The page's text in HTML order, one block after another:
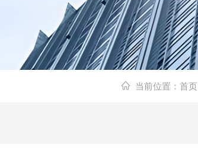
当前位置： 首页